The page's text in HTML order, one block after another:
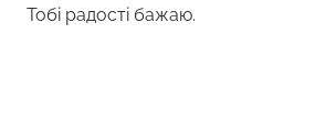
Тобі радості бажаю.